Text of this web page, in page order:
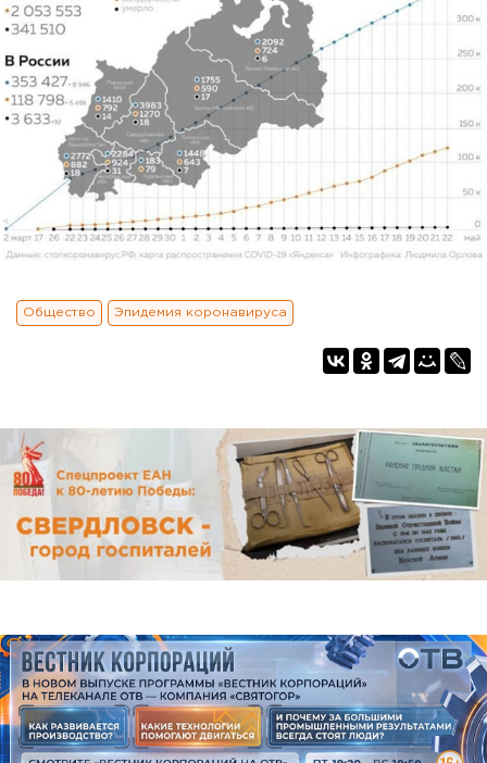
Общество Эпидемия коронавируса